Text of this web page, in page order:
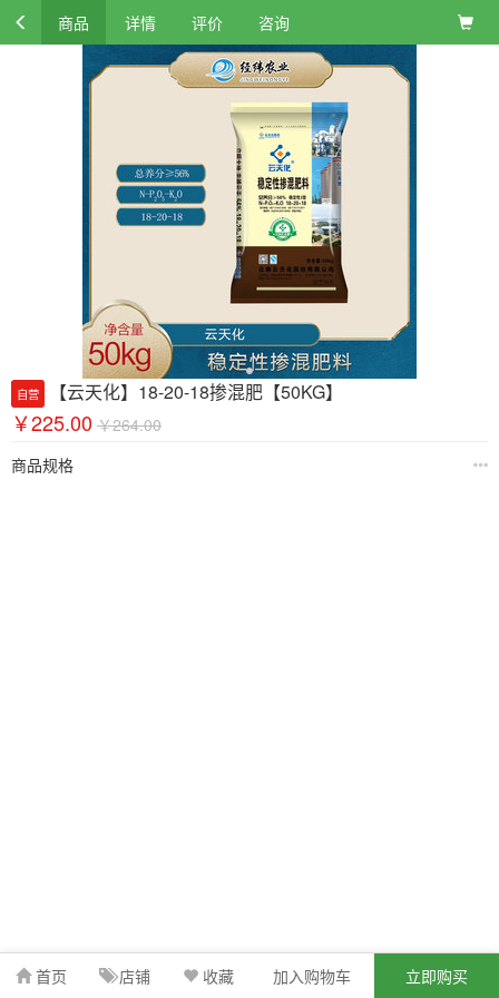
商品 详情 评价 咨询
自营 【云天化】18-20-18掺混肥【50KG】
￥225.00 ￥264.00
商品规格
首页 店铺 收藏 加入购物车 立即购买